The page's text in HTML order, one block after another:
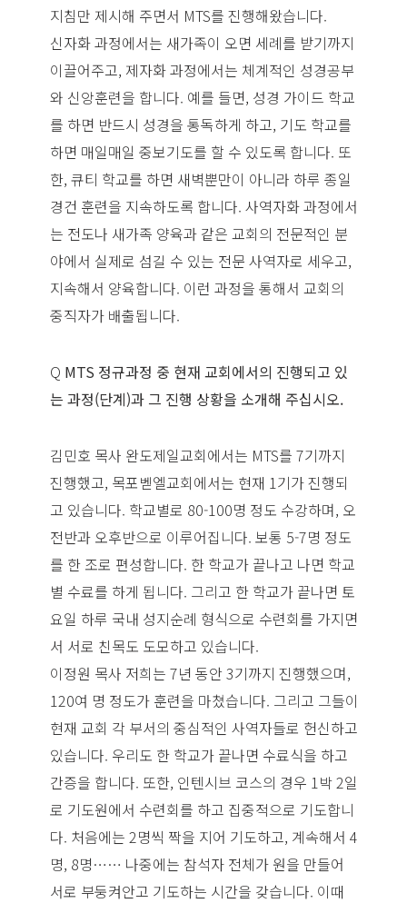
지침만 제시해 주면서 MTS를 진행해왔습니다.
신자화 과정에서는 새가족이 오면 세례를 받기까지
이끌어주고, 제자화 과정에서는 체계적인 성경공부
와 신앙훈련을 합니다. 예를 들면, 성경 가이드 학교
를 하면 반드시 성경을 통독하게 하고, 기도 학교를
하면 매일매일 중보기도를 할 수 있도록 합니다. 또
한, 큐티 학교를 하면 새벽뿐만이 아니라 하루 종일
경건 훈련을 지속하도록 합니다. 사역자화 과정에서
는 전도나 새가족 양육과 같은 교회의 전문적인 분
야에서 실제로 섬길 수 있는 전문 사역자로 세우고,
지속해서 양육합니다. 이런 과정을 통해서 교회의
중직자가 배출됩니다.
Q MTS 정규과정 중 현재 교회에서의 진행되고 있
는 과정(단계)과 그 진행 상황을 소개해 주십시오.
김민호 목사 완도제일교회에서는 MTS를 7기까지
진행했고, 목포벧엘교회에서는 현재 1기가 진행되
고 있습니다. 학교별로 80-100명 정도 수강하며, 오
전반과 오후반으로 이루어집니다. 보통 5-7명 정도
를 한 조로 편성합니다. 한 학교가 끝나고 나면 학교
별 수료를 하게 됩니다. 그리고 한 학교가 끝나면 토
요일 하루 국내 성지순례 형식으로 수련회를 가지면
서 서로 친목도 도모하고 있습니다.
이정원 목사 저희는 7년 동안 3기까지 진행했으며,
120여 명 정도가 훈련을 마쳤습니다. 그리고 그들이
현재 교회 각 부서의 중심적인 사역자들로 헌신하고
있습니다. 우리도 한 학교가 끝나면 수료식을 하고
간증을 합니다. 또한, 인텐시브 코스의 경우 1박 2일
로 기도원에서 수련회를 하고 집중적으로 기도합니
다. 처음에는 2명씩 짝을 지어 기도하고, 계속해서 4
명, 8명…… 나중에는 참석자 전체가 원을 만들어
서로 부둥켜안고 기도하는 시간을 갖습니다. 이때